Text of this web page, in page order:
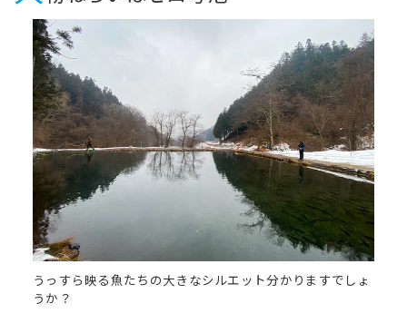
うっすら映る魚たちの大きなシルエット分かりますでしょ
うか？